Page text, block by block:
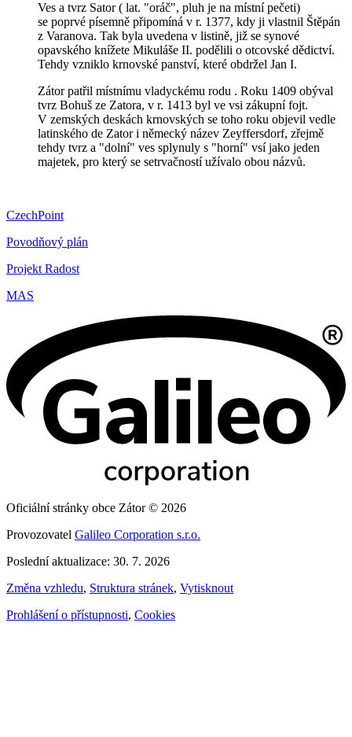
Ves a tvrz Sator ( lat. "oráč", pluh je na místní pečeti)
se poprvé písemně připomíná v r. 1377, kdy ji vlastnil Štěpán
z Varanova. Tak byla uvedena v listině, již se synové
opavského knížete Mikuláše II. podělili o otcovské dědictví.
Tehdy vzniklo krnovské panství, které obdržel Jan I.
Zátor patřil místnímu vladyckému rodu . Roku 1409 obýval
tvrz Bohuš ze Zatora, v r. 1413 byl ve vsi zákupní fojt.
V zemských deskách krnovských se toho roku objevil vedle
latinského de Zator i německý název Zeyffersdorf, zřejmě
tehdy tvrz a "dolní" ves splynuly s "horní" vsí jako jeden
majetek, pro který se setrvačností užívalo obou názvů.
CzechPoint
Povodňový plán
Projekt Radost
MAS
Oficiální stránky obce Zátor © 2026
Provozovatel Galileo Corporation s.r.o.
Poslední aktualizace: 30. 7. 2026
Změna vzhledu, Struktura stránek, Vytisknout
Prohlášení o přístupnosti, Cookies